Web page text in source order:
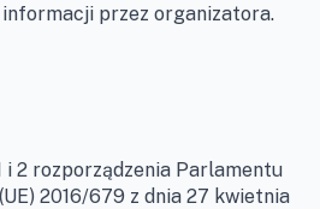
przez organizatora.
i 2 rozporządzenia Parlamentu
2016/679 z dnia 27 kwietnia